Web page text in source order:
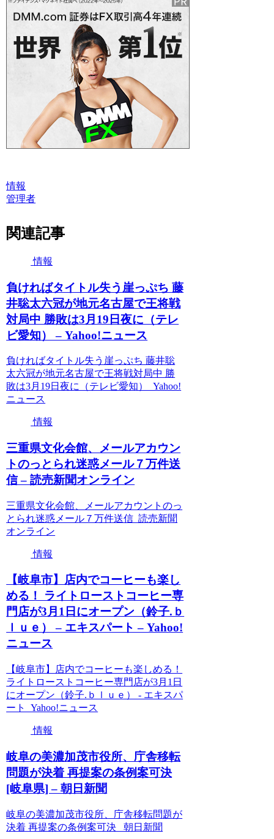
情報
管理者
関連記事
情報
負ければタイトル失う崖っぷち 藤
井聡太六冠が地元名古屋で王将戦
対局中 勝敗は3月19日夜に（テレ
ビ愛知） – Yahoo!ニュース
負ければタイトル失う崖っぷち 藤井聡
太六冠が地元名古屋で王将戦対局中 勝
敗は3月19日夜に（テレビ愛知） Yahoo!
ニュース
情報
三重県文化会館、メールアカウン
トのっとられ迷惑メール７万件送
信 – 読売新聞オンライン
三重県文化会館、メールアカウントのっ
とられ迷惑メール７万件送信 読売新聞
オンライン
情報
【岐阜市】店内でコーヒーも楽し
める！ ライトローストコーヒー専
門店が3月1日にオープン（鈴子.ｂ
ｌｕｅ） – エキスパート – Yahoo!
ニュース
【岐阜市】店内でコーヒーも楽しめる！
ライトローストコーヒー専門店が3月1日
にオープン（鈴子.ｂｌｕｅ） - エキスパ
ート Yahoo!ニュース
情報
岐阜の美濃加茂市役所、庁舎移転
問題が決着 再提案の条例案可決
[岐阜県] – 朝日新聞
岐阜の美濃加茂市役所、庁舎移転問題が
決着 再提案の条例案可決 朝日新聞